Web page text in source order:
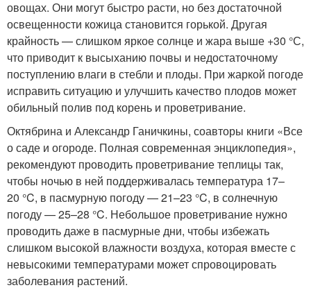
овощах. Они могут быстро расти, но без достаточной
освещенности кожица становится горькой. Другая
крайность — слишком яркое солнце и жара выше +30 °С,
что приводит к высыханию почвы и недостаточному
поступлению влаги в стебли и плоды. При жаркой погоде
исправить ситуацию и улучшить качество плодов может
обильный полив под корень и проветривание.
Октябрина и Александр Ганичкины, соавторы книги «Все
о саде и огороде. Полная современная энциклопедия»,
рекомендуют проводить проветривание теплицы так,
чтобы ночью в ней поддерживалась температура 17–
20 °C, в пасмурную погоду — 21–23 °C, в солнечную
погоду — 25–28 °C. Небольшое проветривание нужно
проводить даже в пасмурные дни, чтобы избежать
слишком высокой влажности воздуха, которая вместе с
невысокими температурами может спровоцировать
заболевания растений.